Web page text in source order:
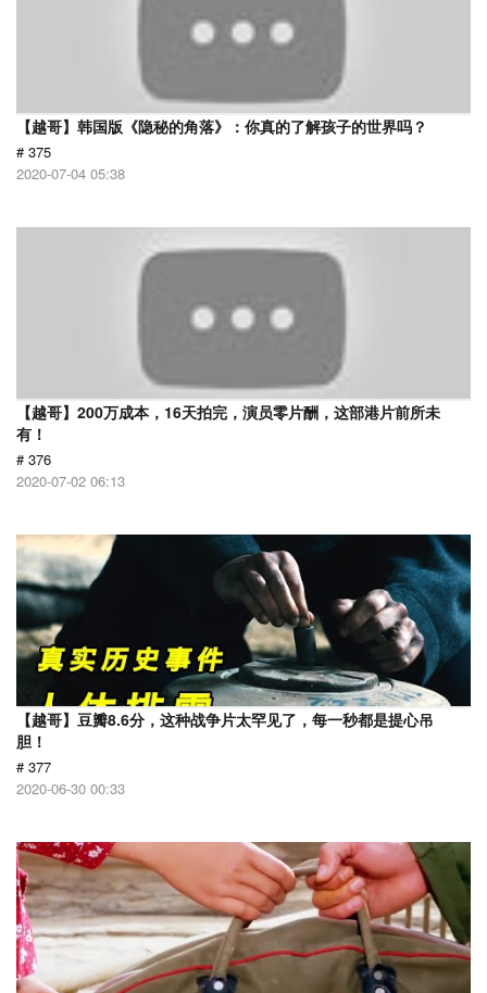
【越哥】韩国版《隐秘的角落》：你真的了解孩子的世界吗？
# 375
2020-07-04 05:38
【越哥】200万成本，16天拍完，演员零片酬，这部港片前所未
有！
# 376
2020-07-02 06:13
【越哥】豆瓣8.6分，这种战争片太罕见了，每一秒都是提心吊
胆！
# 377
2020-06-30 00:33